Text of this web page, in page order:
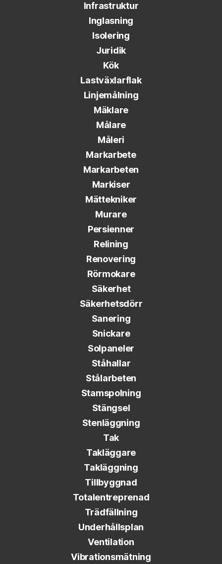
Infrastruktur
Inglasning
Isolering
Juridik
Kök
Lastväxlarflak
Linjemålning
Mäklare
Målare
Måleri
Markarbete
Markarbeten
Markiser
Mättekniker
Murare
Persienner
Relining
Renovering
Rörmokare
Säkerhet
Säkerhetsdörr
Sanering
Snickare
Solpaneler
Ståhallar
Stålarbeten
Stamspolning
Stängsel
Stenläggning
Tak
Takläggare
Takläggning
Tillbyggnad
Totalentreprenad
Trädfällning
Underhållsplan
Ventilation
Vibrationsmätning